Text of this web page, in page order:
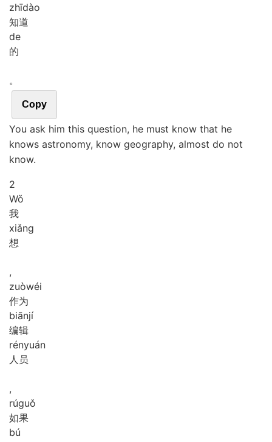
zhīdào
知道
de
的
。
Copy
You ask him this question, he must know that he
knows astronomy, know geography, almost do not
know.
2
Wǒ
我
xiǎng
想
,
zuòwéi
作为
biānjí
编辑
rényuán
人员
,
rúguǒ
如果
bú